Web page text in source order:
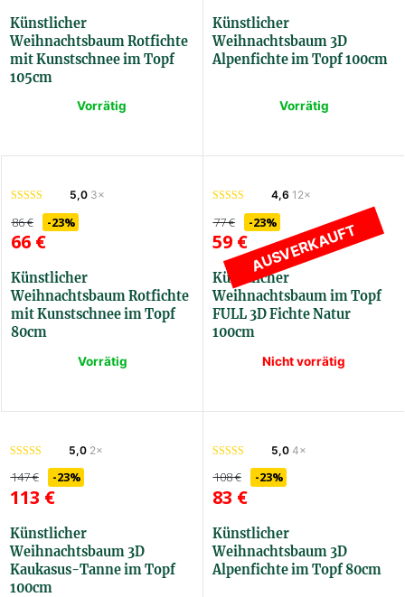
Künstlicher
Weihnachtsbaum Rotfichte
mit Kunstschnee im Topf
105cm
Vorrätig
Künstlicher
Weihnachtsbaum 3D
Alpenfichte im Topf 100cm
Vorrätig
5,0 3×
86€ -23%
66 €
Künstlicher
Weihnachtsbaum Rotfichte
mit Kunstschnee im Topf
80cm
Vorrätig
4,6 12×
77€ -23%
59 €
Künstlicher
Weihnachtsbaum im Topf
FULL 3D Fichte Natur
100cm
AUSVERKAUFT
Nicht vorrätig
5,0 2×
147€ -23%
113 €
Künstlicher
Weihnachtsbaum 3D
Kaukasus-Tanne im Topf
100cm
5,0 4×
108€ -23%
83 €
Künstlicher
Weihnachtsbaum 3D
Alpenfichte im Topf 80cm